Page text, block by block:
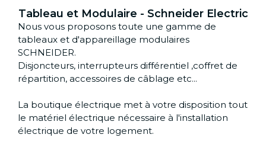
Tableau et Modulaire - Schneider Electric
Nous vous proposons toute une gamme de
tableaux et d'appareillage modulaires
SCHNEIDER.
Disjoncteurs, interrupteurs différentiel ,coffret de
répartition, accessoires de câblage etc...
La boutique électrique met à votre disposition tout
le matériel électrique nécessaire à l'installation
électrique de votre logement.